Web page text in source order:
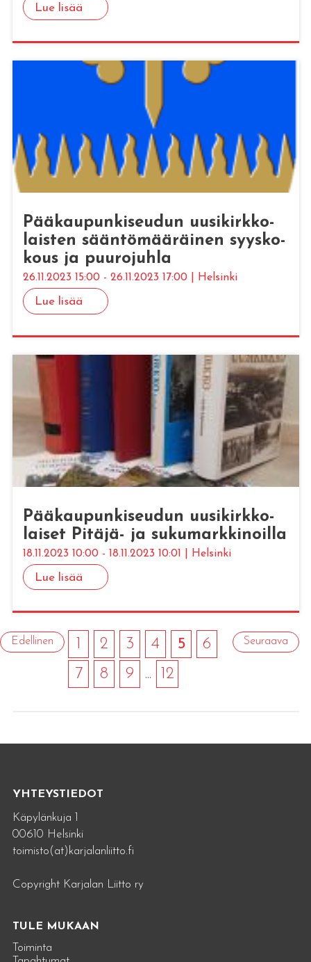
Lue lisää
Pää­kau­pun­ki­seu­dun uusi­kirk­ko­
lais­ten sään­tö­mää­räi­nen syys­ko­
kous ja puu­ro­juh­la
26.11.2023 15:00 - 26.11.2023 17:00 | Helsinki
Lue lisää
Pää­kau­pun­ki­seu­dun uusi­kirk­ko­
lai­set Pi­tä­jä- ja su­ku­mark­ki­noil­la
18.11.2023 10:00 - 18.11.2023 10:01 | Helsinki
Lue lisää
Edellinen 1 2 3 4 5
6
7
8 9 ... 12
Seuraava
YHTEYSTIEDOT
Käpylänkuja 1
00610 Helsinki
toimisto(at)karjalanliitto.fi
Copyright Karjalan Liitto ry
TULE MUKAAN
Toiminta